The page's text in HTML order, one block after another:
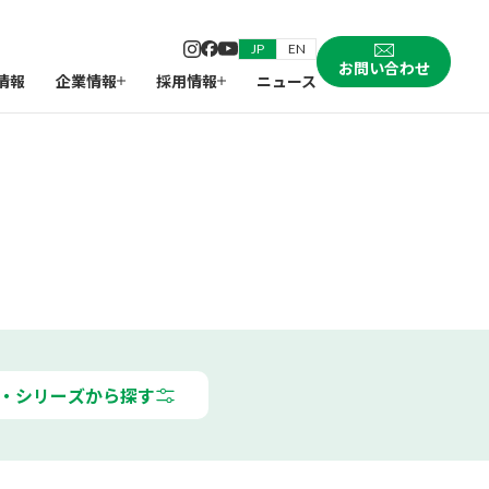
JP EN
報 企業情報 採用情報 ニュース
お問い合わせ
シリーズから探す